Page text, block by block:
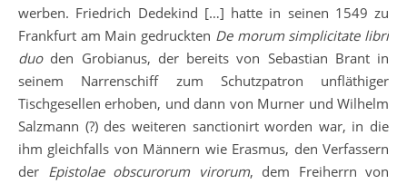
werben. Friedrich Dedekind […] hatte in seinen 1549 zu
Frankfurt am Main gedruckten De morum simplicitate libri
duo den Grobianus, der bereits von Sebastian Brant in
seinem Narrenschiff zum Schutzpatron unfläthiger
Tischgesellen erhoben, und dann von Murner und Wilhelm
Salzmann (?) des weiteren sanctionirt worden war, in die
ihm gleichfalls von Männern wie Erasmus, den Verfassern
der Epistolae obscurorum virorum, dem Freiherrn von